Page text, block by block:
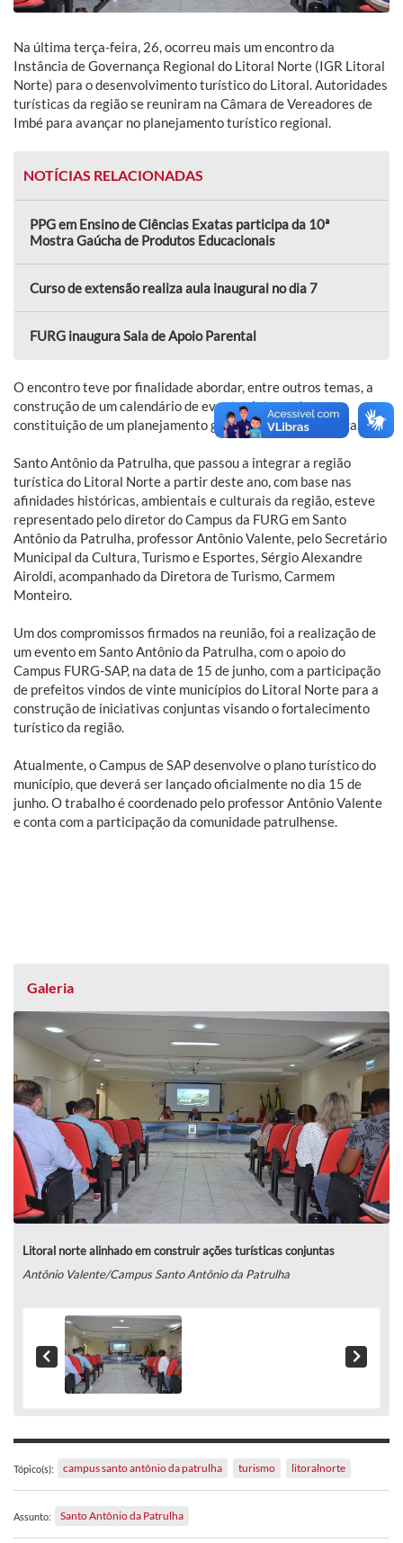
Na última terça-feira, 26, ocorreu mais um encontro da
Instância de Governança Regional do Litoral Norte (IGR Litoral
Norte) para o desenvolvimento turístico do Litoral. Autoridades
turísticas da região se reuniram na Câmara de Vereadores de
Imbé para avançar no planejamento turístico regional.
NOTÍCIAS RELACIONADAS
PPG em Ensino de Ciências Exatas participa da 10ª
Mostra Gaúcha de Produtos Educacionais
Curso de extensão realiza aula inaugural no dia 7
FURG inaugura Sala de Apoio Parental
O encontro teve por finalidade abordar, entre outros temas, a
construção de um calendário de eventos integrado e a
constituição de um planejamento global da região turística.
Santo Antônio da Patrulha, que passou a integrar a região
turística do Litoral Norte a partir deste ano, com base nas
afinidades históricas, ambientais e culturais da região, esteve
representado pelo diretor do Campus da FURG em Santo
Antônio da Patrulha, professor Antônio Valente, pelo Secretário
Municipal da Cultura, Turismo e Esportes, Sérgio Alexandre
Airoldi, acompanhado da Diretora de Turismo, Carmem
Monteiro.
Um dos compromissos firmados na reunião, foi a realização de
um evento em Santo Antônio da Patrulha, com o apoio do
Campus FURG-SAP, na data de 15 de junho, com a participação
de prefeitos vindos de vinte municípios do Litoral Norte para a
construção de iniciativas conjuntas visando o fortalecimento
turístico da região.
Atualmente, o Campus de SAP desenvolve o plano turístico do
município, que deverá ser lançado oficialmente no dia 15 de
junho. O trabalho é coordenado pelo professor Antônio Valente
e conta com a participação da comunidade patrulhense.
Galeria
Litoral norte alinhado em construir ações turísticas conjuntas
Antônio Valente/Campus Santo Antônio da Patrulha
Tópico(s): campus santo antônio da patrulha turismo litoralnorte
Assunto: Santo Antônio da Patrulha